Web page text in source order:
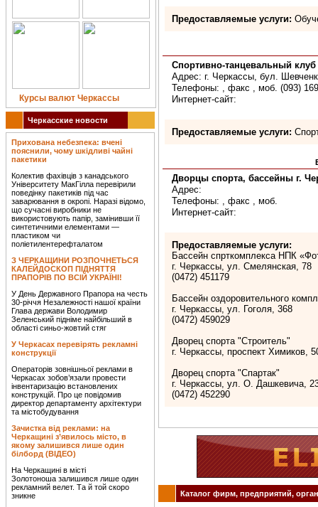
Курсы валют Черкассы
Черкасские новости
Прихована небезпека: вчені
пояснили, чому шкідливі чайні
пакетики
Колектив фахівців з канадського
Університету МакГілла перевірили
поведінку пакетиків під час
заварювання в окропі. Наразі відомо,
що сучасні виробники не
використовують папір, замінивши її
синтетичними елементами —
пластиком чи
поліетилентерефталатом
З ЧЕРКАЩИНИ РОЗПОЧНЕТЬСЯ
КАЛЕЙДОСКОП ПІДНЯТТЯ
ПРАПОРІВ ПО ВСІЙ УКРАЇНІ!
У День Державного Прапора на честь
30-річчя Незалежності нашої країни
Глава держави Володимир
Зеленський підніме найбільший в
області синьо-жовтий стяг
У Черкасах перевірять рекламні
конструкції
Операторів зовнішньої реклами в
Черкасах зобов’язали провести
інвентаризацію встановлених
конструкцій. Про це повідомив
директор департаменту архітектури
та містобудування
Зачистка від реклами: на
Черкащині з’явилось місто, в
якому залишився лише один
білборд (ВІДЕО)
На Черкащині в місті
Золотоноша залишився лише один
рекламний велет. Та й той скоро
зникне
Предоставляемые услуги:
Спортивно-танцевальный
Адрес: г. Черкассы, бул.
Телефоны: , факс , моб. (093)
Интернет-сайт:
Предоставляемые услуги:
Дворцы спорта, бассейны г.
Адрес:
Телефоны: , факс , моб.
Интернет-сайт:
Предоставляемые услуги:
Бассейн спрткомплекса НПК
г. Черкассы, ул. Смелянская, 78
(0472) 451179
Бассейн оздоровительного
г. Черкассы, ул. Гоголя, 368
(0472) 459029
Дворец спорта "Строитель"
г. Черкассы, проспект Химиков,
Дворец спорта "Спартак"
г. Черкассы, ул. О. Дашкевича,
(0472) 452290
Каталог фирм, предприятий,